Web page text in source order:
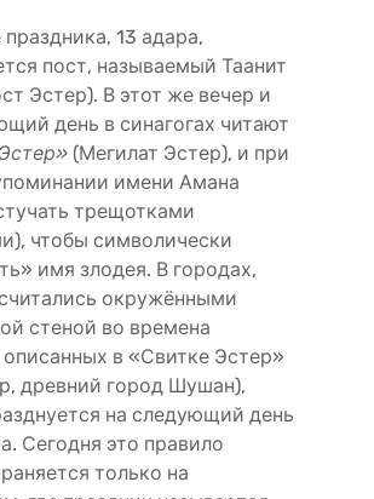
13 адара,
пост, называемый Таанит
Эстер). В этот же вечер и
день в синагогах читают
(Мегилат Эстер), и при
имени Амана
трещотками
чтобы символически
имя злодея. В городах,
окружёнными
стеной во времена
в «Свитке Эстер»
древний город Шушан),
на следующий день
Сегодня это правило
только на